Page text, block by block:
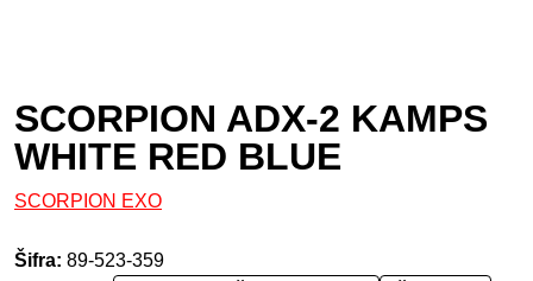
SCORPION ADX-2 KAMPS
WHITE RED BLUE
SCORPION EXO
Šifra: 89-523-359